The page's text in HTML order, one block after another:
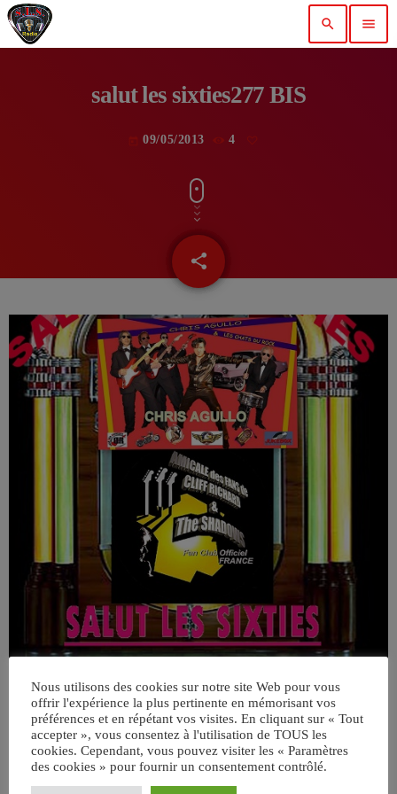
search menu
salut les sixties277 BIS
09/05/2013 4
share
email
Nous utilisons des cookies sur notre site Web pour vous
offrir l'expérience la plus pertinente en mémorisant vos
préférences et en répétant vos visites. En cliquant sur « Tout
accepter », vous consentez à l'utilisation de TOUS les
cookies. Cependant, vous pouvez visiter les « Paramètres
des cookies » pour fournir un consentement contrôlé.